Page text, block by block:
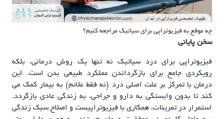
چه موقع به فیزیوتراپی برای سیاتیک مراجعه کنیم؟
سخن پایانی
فیزیوتراپی برای درد سیاتیک نه تنها یک روش درمانی، بلکه
رویکردی جامع برای بازگرداندن عملکرد طبیعی بدن است. این
درمان با تمرکز بر علت اصلی درد (نه فقط علائم) به بیمار کمک می
کند تا بدون وابستگی به دارو و جراحی، به زندگی عادی بازگردد.
استمرار در تمرینات، همکاری با فیزیوتراپیست و اصلاح سبک زندگی